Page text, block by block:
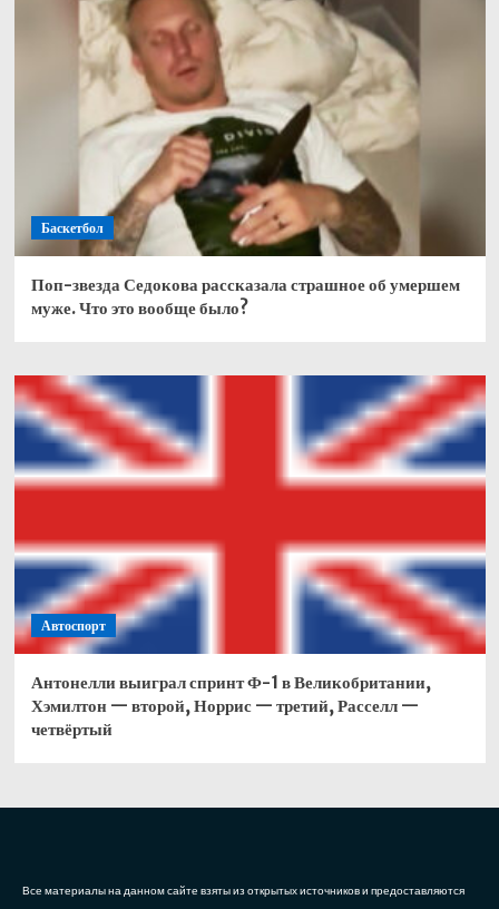
Баскетбол
Поп-звезда Седокова рассказала страшное об умершем
муже. Что это вообще было?
Автоспорт
Антонелли выиграл спринт Ф-1 в Великобритании,
Хэмилтон — второй, Норрис — третий, Расселл —
четвёртый
Все материалы на данном сайте взяты из открытых источников и предоставляются